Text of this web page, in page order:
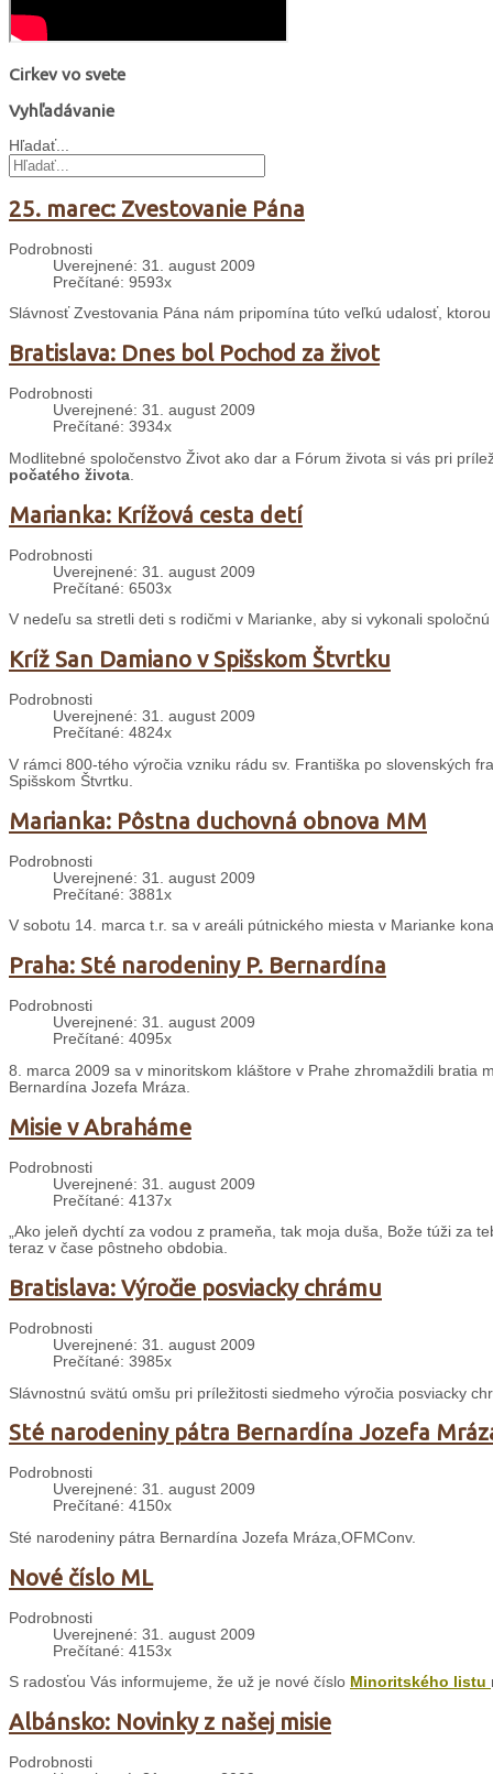
Cirkev vo svete
Vyhľadávanie
Hľadať...
25. marec: Zvestovanie Pána
Podrobnosti
Uverejnené: 31. august 2009
Prečítané: 9593x
Slávnosť Zvestovania Pána nám pripomína túto veľkú udalosť,
Bratislava: Dnes bol Pochod za život
Podrobnosti
Uverejnené: 31. august 2009
Prečítané: 3934x
Modlitebné spoločenstvo Život ako dar a Fórum života si vás pri
počatého života
Marianka: Krížová cesta detí
Podrobnosti
Uverejnené: 31. august 2009
Prečítané: 6503x
V nedeľu sa stretli deti s rodičmi v Marianke, aby si vykonali
Kríž San Damiano v Spišskom Štvrtku
Podrobnosti
Uverejnené: 31. august 2009
Prečítané: 4824x
V rámci 800-tého výročia vzniku rádu sv. Františka po slovenských
Spišskom Štvrtku.
Marianka: Pôstna duchovná obnova MM
Podrobnosti
Uverejnené: 31. august 2009
Prečítané: 3881x
V sobotu 14. marca t.r. sa v areáli pútnického miesta v Marianke
Praha: Sté narodeniny P. Bernardína
Podrobnosti
Uverejnené: 31. august 2009
Prečítané: 4095x
8. marca 2009 sa v minoritskom kláštore v Prahe zhromaždili bratia
Bernardína Jozefa Mráza.
Misie v Abraháme
Podrobnosti
Uverejnené: 31. august 2009
Prečítané: 4137x
„Ako jeleň dychtí za vodou z prameňa, tak moja duša, Bože túži za
teraz v čase pôstneho obdobia.
Bratislava: Výročie posviacky chrámu
Podrobnosti
Uverejnené: 31. august 2009
Prečítané: 3985x
Slávnostnú svätú omšu pri príležitosti siedmeho výročia posviacky
Sté narodeniny pátra Bernardína Jozefa
Podrobnosti
Uverejnené: 31. august 2009
Prečítané: 4150x
Sté narodeniny pátra Bernardína Jozefa Mráza,OFMConv.
Nové číslo ML
Podrobnosti
Uverejnené: 31. august 2009
Prečítané: 4153x
S radosťou Vás informujeme, že už je nové číslo Minoritského listu
Albánsko: Novinky z našej misie
Podrobnosti